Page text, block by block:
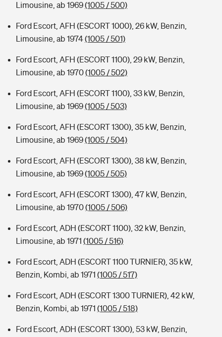
Limousine, ab 1969(1005 / 500)
Ford Escort, AFH (ESCORT 1000), 26 kW, Benzin,
Limousine, ab 1974(1005 / 501)
Ford Escort, AFH (ESCORT 1100), 29 kW, Benzin,
Limousine, ab 1970(1005 / 502)
Ford Escort, AFH (ESCORT 1100), 33 kW, Benzin,
Limousine, ab 1969(1005 / 503)
Ford Escort, AFH (ESCORT 1300), 35 kW, Benzin,
Limousine, ab 1969(1005 / 504)
Ford Escort, AFH (ESCORT 1300), 38 kW, Benzin,
Limousine, ab 1969(1005 / 505)
Ford Escort, AFH (ESCORT 1300), 47 kW, Benzin,
Limousine, ab 1970(1005 / 506)
Ford Escort, ADH (ESCORT 1100), 32 kW, Benzin,
Limousine, ab 1971 (1005 / 516)
Ford Escort, ADH (ESCORT 1100 TURNIER), 35 kW,
Benzin, Kombi, ab 1971 (1005 / 517)
Ford Escort, ADH (ESCORT 1300 TURNIER), 42 kW,
Benzin, Kombi, ab 1971 (1005 / 518)
Ford Escort, ADH (ESCORT 1300), 53 kW, Benzin,